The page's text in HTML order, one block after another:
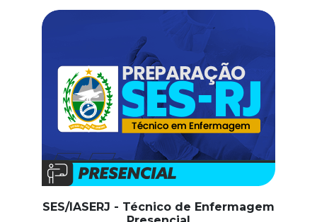
SES/IASERJ - Técnico de Enfermagem